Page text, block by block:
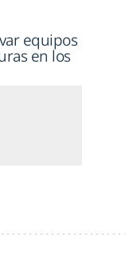
equipos
en los